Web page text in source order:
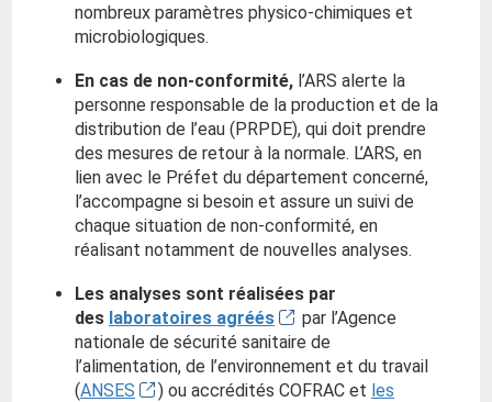
nombreux paramètres physico-chimiques et
microbiologiques.
En cas de non-conformité, l’ARS alerte la
personne responsable de la production et de la
distribution de l’eau (PRPDE), qui doit prendre
des mesures de retour à la normale. L’ARS, en
lien avec le Préfet du département concerné,
l’accompagne si besoin et assure un suivi de
chaque situation de non-conformité, en
réalisant notamment de nouvelles analyses.
Les analyses sont réalisées par
des laboratoires agréés
par l’Agence
nationale de sécurité sanitaire de
l’alimentation, de l’environnement et du travail
(ANSES ) ou accrédités COFRAC et les